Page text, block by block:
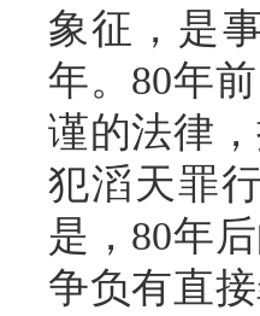
象征，是
年。80年
谨的法律
犯滔天罪
是，80年
争负有直